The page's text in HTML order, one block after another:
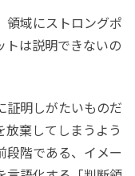
領域にストロングポ
トは説明できないの
証明しがたいものだ
棄してしまうよう
段階である、イメー